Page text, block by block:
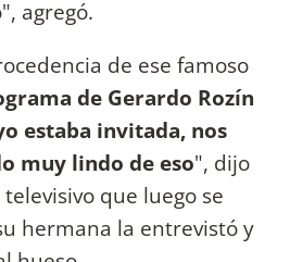
agregó.
de ese famoso
de Gerardo Rozín
estaba invitada, nos
muy lindo de eso", dijo
que luego se
hermana la entrevistó y